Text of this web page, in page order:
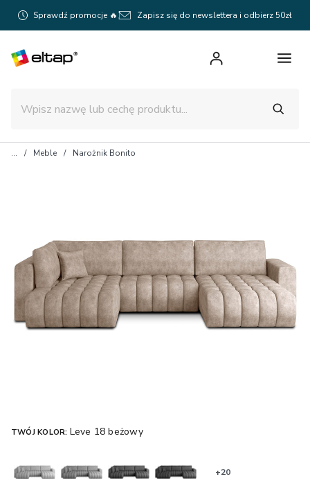
Sprawdź promocje 🔥 Zapisz się do newslettera i odbierz 50zł
Meble Narożnik Bonito
TWÓJ KOLOR: Leve 18 beżowy
+20